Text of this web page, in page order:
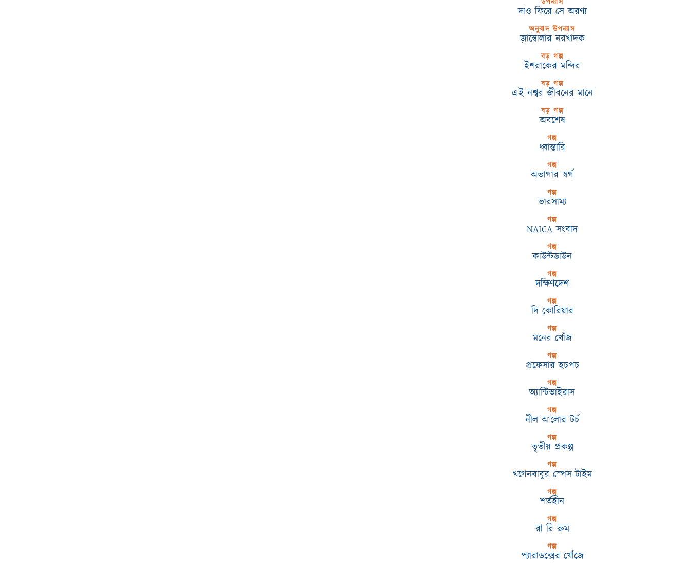
উপন্যাস
দাও ফিরে সে অরণ্য
অনুবাদ উপন্যাস
জ়াম্বোলার নরখাদক
বড় গল্প
ইশরাকের মন্দির
বড় গল্প
এই নশ্বর জীবনের মানে
বড় গল্প
অবশেষ
গল্প
ধ্বান্তারি
গল্প
অভাগার স্বর্গ
গল্প
ভারসাম্য
গল্প
NAICA সংবাদ
গল্প
কাউন্টডাউন
গল্প
দক্ষিণদেশ
গল্প
দি কোরিয়ার
গল্প
মনের খোঁজ
গল্প
প্রফেসার হচপচ
গল্প
অ্যান্টিভাইরাস
গল্প
নীল আলোর টর্চ
গল্প
তৃতীয় প্রকল্প
গল্প
খগেনবাবুর স্পেস-টাইম
গল্প
শর্তহীন
গল্প
রা রি রুম
গল্প
প্যারাডক্সের খোঁজে